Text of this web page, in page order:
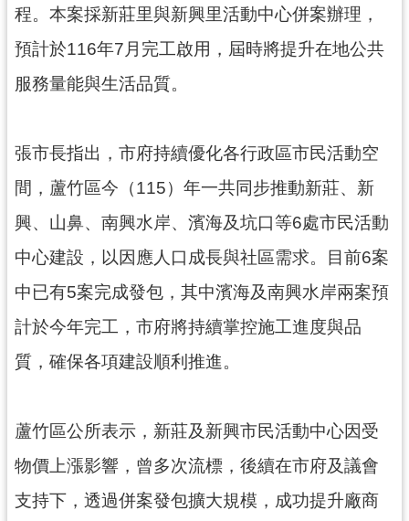
首
站
政
信
見
問
市
府
入
口
程。本案採新莊里與新興里活動中心併案辦理，
預計於116年7月完工啟用，屆時將提升在地公共
服務量能與生活品質。
張市長指出，市府持續優化各行政區市民活動空
間，蘆竹區今（115）年一共同步推動新莊、新
興、山鼻、南興水岸、濱海及坑口等6處市民活動
中心建設，以因應人口成長與社區需求。目前6案
中已有5案完成發包，其中濱海及南興水岸兩案預
計於今年完工，市府將持續掌控施工進度與品
質，確保各項建設順利推進。
蘆竹區公所表示，新莊及新興市民活動中心因受
物價上漲影響，曾多次流標，後續在市府及議會
支持下，透過併案發包擴大規模，成功提升廠商